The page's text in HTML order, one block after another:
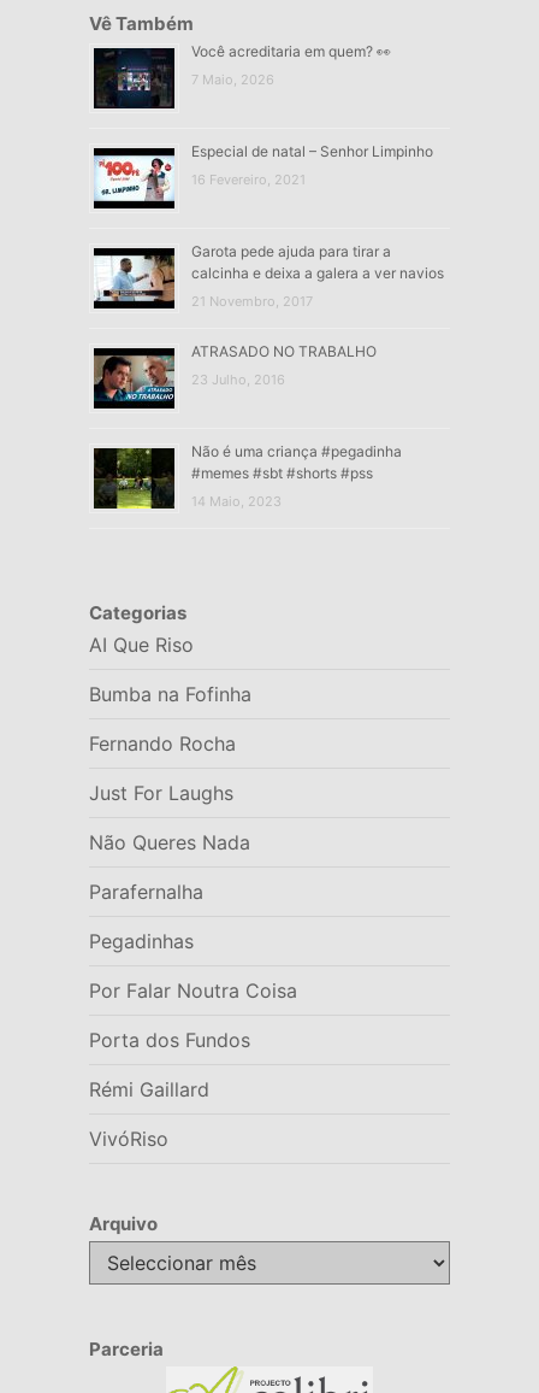
Vê Também
Você acreditaria em quem? 👀
7 Maio, 2026
Especial de natal – Senhor Limpinho
16 Fevereiro, 2021
Garota pede ajuda para tirar a
calcinha e deixa a galera a ver navios
21 Novembro, 2017
ATRASADO NO TRABALHO
23 Julho, 2016
Não é uma criança #pegadinha
#memes #sbt #shorts #pss
14 Maio, 2023
Categorias
AI Que Riso
Bumba na Fofinha
Fernando Rocha
Just For Laughs
Não Queres Nada
Parafernalha
Pegadinhas
Por Falar Noutra Coisa
Porta dos Fundos
Rémi Gaillard
VivóRiso
Arquivo
Arquivo
Parceria